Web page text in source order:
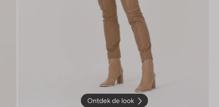
Ontdek de look